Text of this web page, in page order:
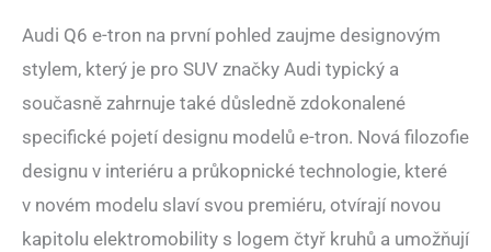
Audi Q6 e-tron na první pohled zaujme designovým
stylem, který je pro SUV značky Audi typický a
současně zahrnuje také důsledně zdokonalené
specifické pojetí designu modelů e-tron. Nová filozofie
designu v interiéru a průkopnické technologie, které
v novém modelu slaví svou premiéru, otvírají novou
kapitolu elektromobility s logem čtyř kruhů a umožňují